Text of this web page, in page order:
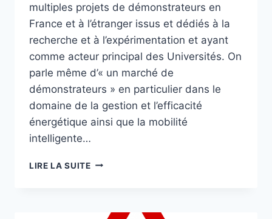
multiples projets de démonstrateurs en
France et à l’étranger issus et dédiés à la
recherche et à l’expérimentation et ayant
comme acteur principal des Universités. On
parle même d’« un marché de
démonstrateurs » en particulier dans le
domaine de la gestion et l’efficacité
énergétique ainsi que la mobilité
intelligente…
LIRE LA SUITE8
DÉMONSTRATEURS